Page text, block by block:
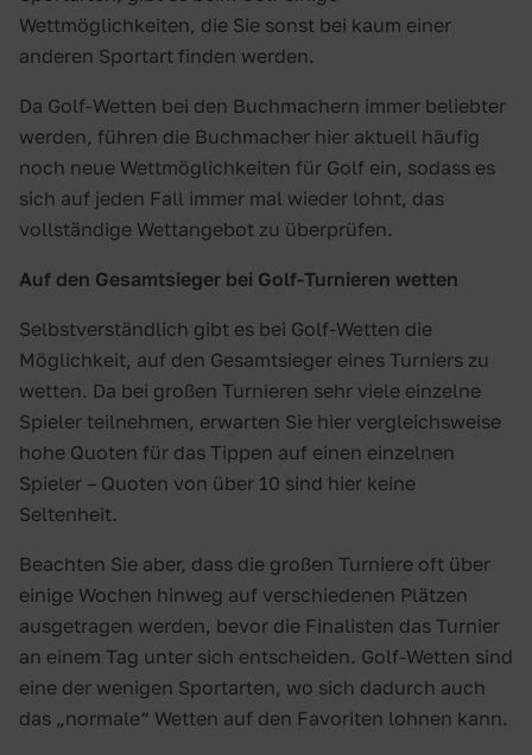
Wettmöglichkeiten, die Sie sonst bei kaum einer
anderen Sportart finden werden.
Da Golf-Wetten bei den Buchmachern immer beliebter
werden, führen die Buchmacher hier aktuell häufig
noch neue Wettmöglichkeiten für Golf ein, sodass es
sich auf jeden Fall immer mal wieder lohnt, das
vollständige Wettangebot zu überprüfen.
Auf den Gesamtsieger bei Golf-Turnieren wetten
Selbstverständlich gibt es bei Golf-Wetten die
Möglichkeit, auf den Gesamtsieger eines Turniers zu
wetten. Da bei großen Turnieren sehr viele einzelne
Spieler teilnehmen, erwarten Sie hier vergleichsweise
hohe Quoten für das Tippen auf einen einzelnen
Spieler – Quoten von über 10 sind hier keine
Seltenheit.
Beachten Sie aber, dass die großen Turniere oft über
einige Wochen hinweg auf verschiedenen Plätzen
ausgetragen werden, bevor die Finalisten das Turnier
an einem Tag unter sich entscheiden. Golf-Wetten sind
eine der wenigen Sportarten, wo sich dadurch auch
das „normale“ Wetten auf den Favoriten lohnen kann.